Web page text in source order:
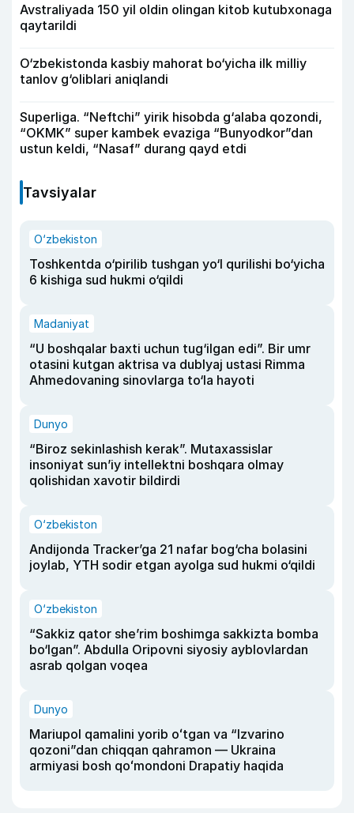
Avstraliyada 150 yil oldin olingan kitob kutubxonaga
qaytarildi
O‘zbekistonda kasbiy mahorat bo‘yicha ilk milliy
tanlov g‘oliblari aniqlandi
Superliga. “Neftchi” yirik hisobda g‘alaba qozondi,
“OKMK” super kambek evaziga “Bunyodkor”dan
ustun keldi, “Nasaf” durang qayd etdi
Tavsiyalar
O‘zbekiston
Toshkentda o‘pirilib tushgan yo‘l qurilishi bo‘yicha
6 kishiga sud hukmi o‘qildi
Madaniyat
“U boshqalar baxti uchun tug‘ilgan edi”. Bir umr
otasini kutgan aktrisa va dublyaj ustasi Rimma
Ahmedovaning sinovlarga to‘la hayoti
Dunyo
“Biroz sekinlashish kerak”. Mutaxassislar
insoniyat sun’iy intellektni boshqara olmay
qolishidan xavotir bildirdi
O‘zbekiston
Andijonda Tracker’ga 21 nafar bog‘cha bolasini
joylab, YTH sodir etgan ayolga sud hukmi o‘qildi
O‘zbekiston
“Sakkiz qator she’rim boshimga sakkizta bomba
bo‘lgan”. Abdulla Oripovni siyosiy ayblovlardan
asrab qolgan voqea
Dunyo
Mariupol qamalini yorib oʻtgan va “Izvarino
qozoni”dan chiqqan qahramon — Ukraina
armiyasi bosh qoʻmondoni Drapatiy haqida